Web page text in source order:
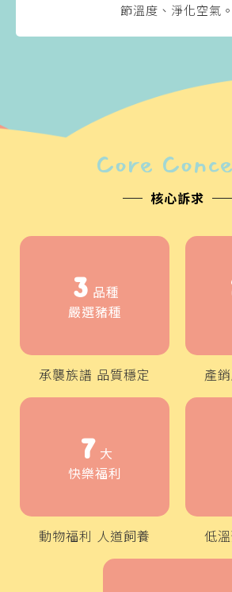
節溫度、淨化空氣。
2
3
4
5
6
7
Core
核心訴求
3 品種
嚴選豬種
承襲族譜 品質穩定 產
7 大
快樂福利
動物福利 人道飼養 低